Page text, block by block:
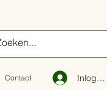
Contact Inloggen